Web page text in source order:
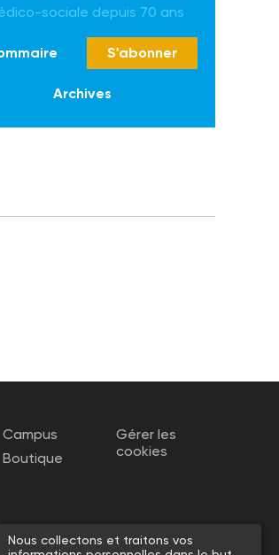
sociale depuis 70 ans
S'abonner
Archives
Campus
Boutique
Gérer les
cookies
Nous collectons et traitons vos